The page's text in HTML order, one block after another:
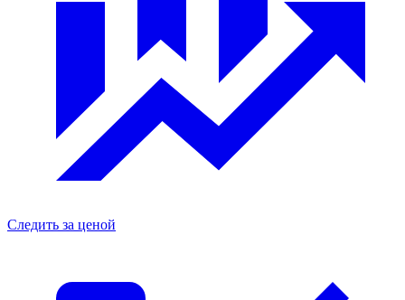
Следить за ценой